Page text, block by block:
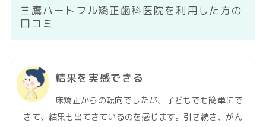
三鷹ハートフル矯正歯科医院を利用した方の
口コミ
結果を実感できる
床矯正からの転向でしたが、子どもでも簡単にで
きて、結果も出てきているのを感じます。引き続き、がん